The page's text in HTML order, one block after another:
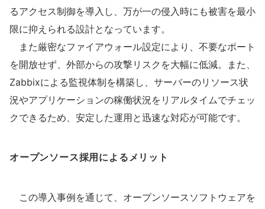
るアクセス制御を導入し、万が一の侵入時にも被害を最小
限に抑えられる設計となっています。
また厳密なファイアウォール設定により、不要なポート
を開放せず、外部からの攻撃リスクを大幅に低減。また、
Zabbixによる監視体制を構築し、サーバーのリソース状
況やアプリケーションの稼働状況をリアルタイムでチェッ
クできるため、安定した運用と迅速な対応が可能です。
オープンソース採用によるメリット
この導入事例を通じて、オープンソースソフトウェアを